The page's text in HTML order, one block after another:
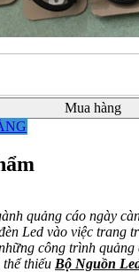
Mua hàng
quảng cáo ngày
Led vào việc trang
công trình quảng
thiếu Bộ Nguồn